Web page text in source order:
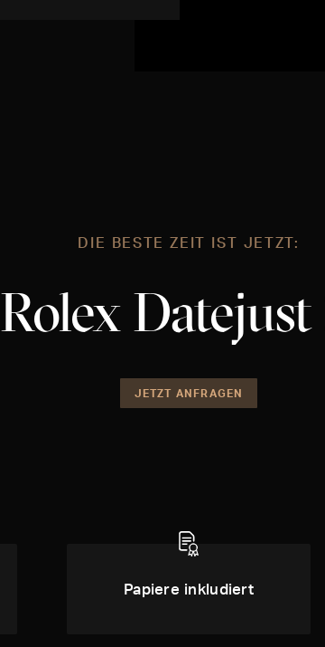
DIE BESTE ZEIT IST JETZT:
Rolex Datejust
JETZT ANFRAGEN
Papiere inkludiert